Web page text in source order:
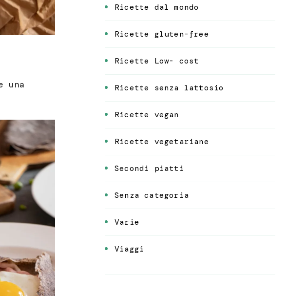
una
Ricette dal mondo
Ricette gluten-free
Ricette Low- cost
Ricette senza lattosio
Ricette vegan
Ricette vegetariane
Secondi piatti
Senza categoria
Varie
Viaggi